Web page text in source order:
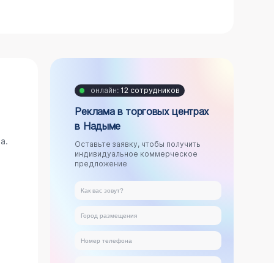
онлайн: 12 сотрудников
Реклама в торговых центрах
в Надыме
Оставьте заявку, чтобы получить
индивидуальное коммерческое
предложение